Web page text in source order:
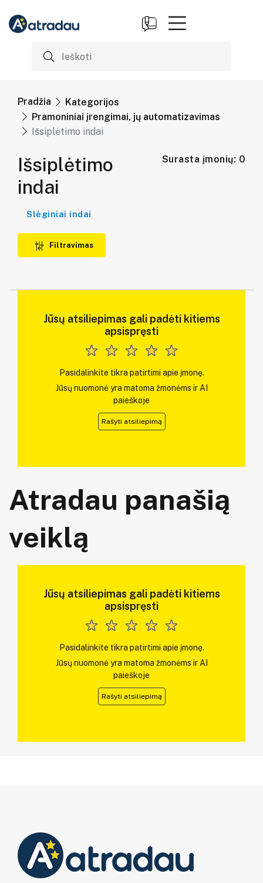
Pradžia
Kategorijos
Pramoniniai įrengimai, jų automatizavimas
Išsiplėtimo indai
Išsiplėtimo
indai
Surasta įmonių: 0
Slėginiai indai
Filtravimas
Jūsų atsiliepimas gali padėti kitiems
apsispręsti
Pasidalinkite tikra patirtimi apie įmonę.
Jūsų nuomonė yra matoma žmonėms ir AI
paieškoje
Rašyti atsiliepimą
Atradau panašią
veiklą
Jūsų atsiliepimas gali padėti kitiems
apsispręsti
Pasidalinkite tikra patirtimi apie įmonę.
Jūsų nuomonė yra matoma žmonėms ir AI
paieškoje
Rašyti atsiliepimą